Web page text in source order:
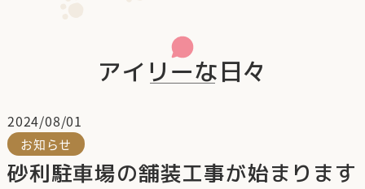
アイリーな日々
砂利駐車場の舗装工事が始まります
2024/08/01
お知らせ